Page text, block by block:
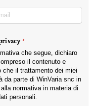
(richiesto)
*
(richiesto)
che segue, dichiaro
il contenuto e
che il trattamento dei miei
da parte di WinVaria snc in
normativa in materia di
personali.